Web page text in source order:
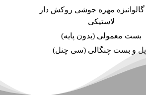
مهره جوشی روکش دار
لاستیکی
بست معمولی (بدون پایه)
و بست چنگالی (سی چنل)